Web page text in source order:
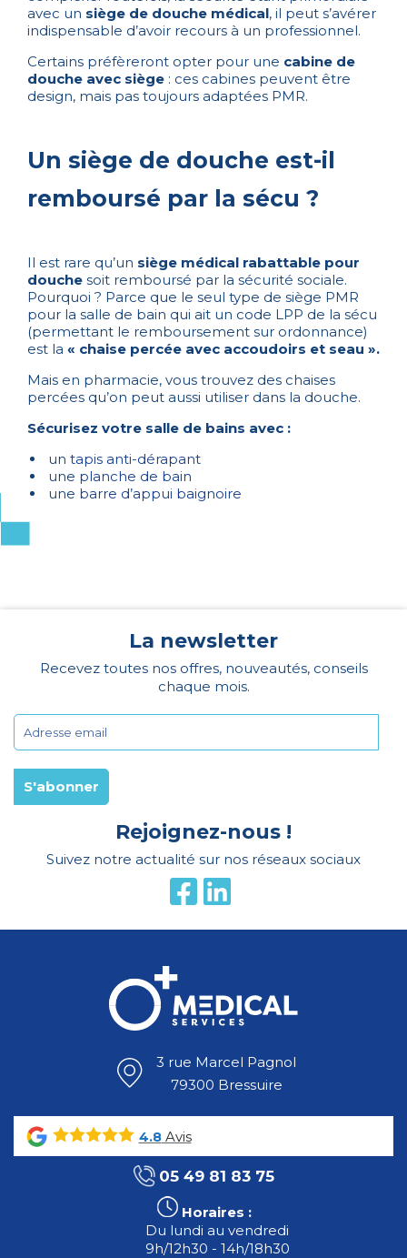
avec un siège de douche médical, il peut s’avérer
indispensable d’avoir recours à un professionnel.
Certains préfèreront opter pour une cabine de
douche avec siège : ces cabines peuvent être
design, mais pas toujours adaptées PMR.
Un siège de douche est-il
remboursé par la sécu ?
Il est rare qu’un siège médical rabattable pour
douche soit remboursé par la sécurité sociale.
Pourquoi ? Parce que le seul type de siège PMR
pour la salle de bain qui ait un code LPP de la sécu
(permettant le remboursement sur ordonnance)
est la « chaise percée avec accoudoirs et seau ».
Mais en pharmacie, vous trouvez des chaises
percées qu’on peut aussi utiliser dans la douche.
Sécurisez votre salle de bains avec :
un tapis anti-dérapant
une planche de bain
une barre d’appui baignoire
La newsletter
Recevez toutes nos offres, nouveautés, conseils
chaque mois.
Rejoignez-nous !
Suivez notre actualité sur nos réseaux sociaux
3 rue Marcel Pagnol
79300 Bressuire
4.8Avis
05 49 81 83 75
Horaires :
Du lundi au vendredi
9h/12h30 - 14h/18h30